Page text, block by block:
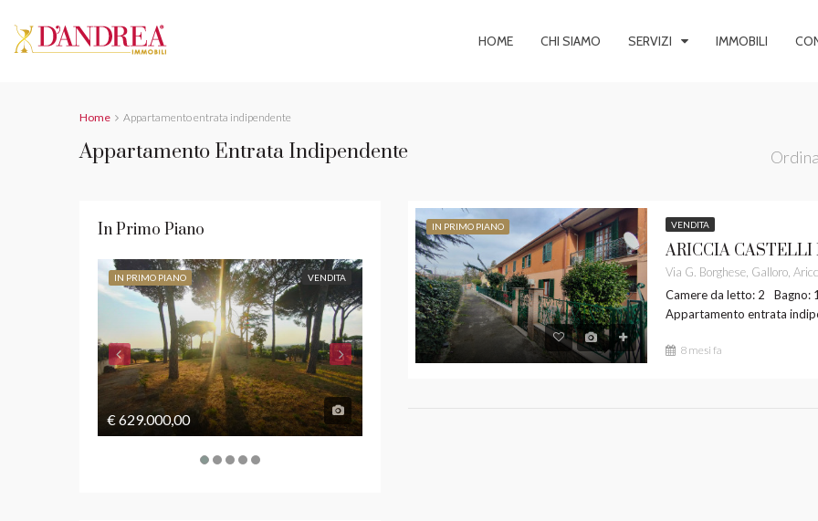
HOME CHI SIAMO SERVIZI IMMOBILI
Home Appartamento entrata indipendente
Appartamento Entrata Indipendente
IN PRIMO PIANO VENDITA
Camere da letto: 2
Bagno: 1
Appartamento entrata
8 mesi fa
In Primo Piano
IN PRIMO PIANO VENDITA
€ 629.000,00
IN PRIMO PIANO VENDITA IN PRIMO PIANO